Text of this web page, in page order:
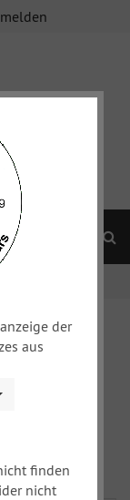
der
aus
finden
nicht